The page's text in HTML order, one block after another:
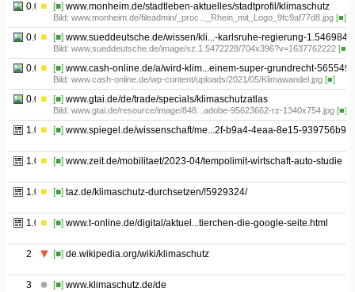
0.02 [■] www.monheim.de/stadtleben-aktuelles/stadtprofil/klimaschutz
Bild: www.monheim.de/fileadmin/_proc..._Rhein_mit_Logo_9fc9af77d8.jpg [■]
0.03 [■] www.sueddeutsche.de/wissen/kli...-karlsruhe-regierung-1.5469847
Bild: www.sueddeutsche.de/image/sz.1.5472228/704x396?v=1637762222 [■]
0.04 [■] www.cash-online.de/a/wird-klim...einem-super-grundrecht-565549/
Bild: www.cash-online.de/wp-content/uploads/2021/05/Klimawandel.jpg [■]
0.05 [■] www.gtai.de/de/trade/specials/klimaschutzatlas
Bild: www.gtai.de/resource/image/848...adobe-95623662-rz-1340x754.jpg [■]
1.01 [■] www.spiegel.de/wissenschaft/me...2f-b9a4-4eaa-8e15-
1.02 [■] www.zeit.de/mobilitaet/2023-04/tempolimit-wirtschaft-auto-studie
1.03 [■] taz.de/klimaschutz-durchsetzen/!5929324/
1.04 [■] www.t-online.de/digital/aktuel...tierchen-die-google-seite.html
2 [■] de.wikipedia.org/wiki/klimaschutz
3 [■] www.klimaschutz.de/de